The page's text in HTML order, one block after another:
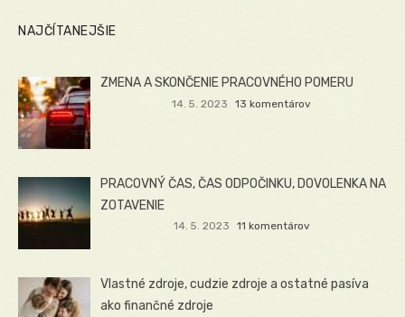
NAJČÍTANEJŠIE
ZMENA A SKONČENIE PRACOVNÉHO POMERU
14. 5. 2023 13 komentárov
PRACOVNÝ ČAS, ČAS ODPOČINKU, DOVOLENKA NA
ZOTAVENIE
14. 5. 2023 11 komentárov
Vlastné zdroje, cudzie zdroje a ostatné pasíva
ako finančné zdroje